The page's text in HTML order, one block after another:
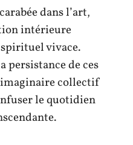
dans l’art,
intérieure
vivace.
persistance de ces
collectif
le quotidien